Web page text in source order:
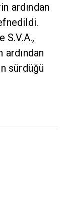
ardından
S.V.A.,
sürdüğü